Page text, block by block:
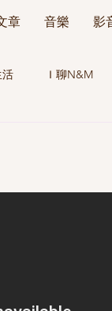
章 音樂 影
活 Ｉ聊N&M
後的人生觀